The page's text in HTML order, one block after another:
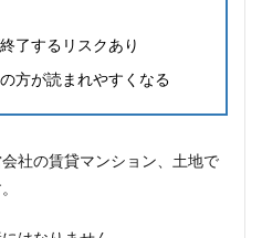
了するリスクあり
方が読まれやすくなる
社の賃貸マンション、土地で